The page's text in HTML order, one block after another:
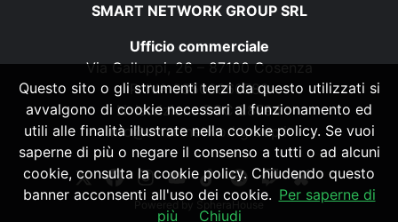
SMART NETWORK GROUP SRL
Ufficio commerciale
Via Galluppi, 26 – 87100 Cosenza
P. IVA 03500860782
N. iscrizione ROC 28794
info@smartnetworkgroup.it
Powered by SpheraHouse
Questo sito o gli strumenti terzi da questo utilizzati si
avvalgono di cookie necessari al funzionamento ed
utili alle finalità illustrate nella cookie policy. Se vuoi
saperne di più o negare il consenso a tutti o ad alcuni
cookie, consulta la cookie policy. Chiudendo questo
banner acconsenti all'uso dei cookie. Per saperne di
più
Chiudi